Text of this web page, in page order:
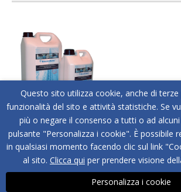
Acquista online Below Zero®
a tutti i tipi di superfici.
ACQUISTA
Questo sito utilizza cookie, anche di
funzionalità del sito e attività statistiche. Se
più o negare il consenso a tutti o ad
pulsante "Personalizza i cookie". È possibile
in qualsiasi momento facendo clic sul link
al sito. Clicca qui per prendere visione
Personalizza i cookie